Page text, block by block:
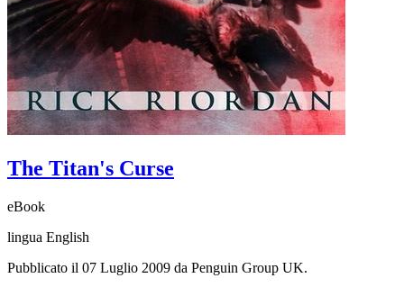
The Titan's Curse
eBook
lingua English
Pubblicato il 07 Luglio 2009 da Penguin Group UK.